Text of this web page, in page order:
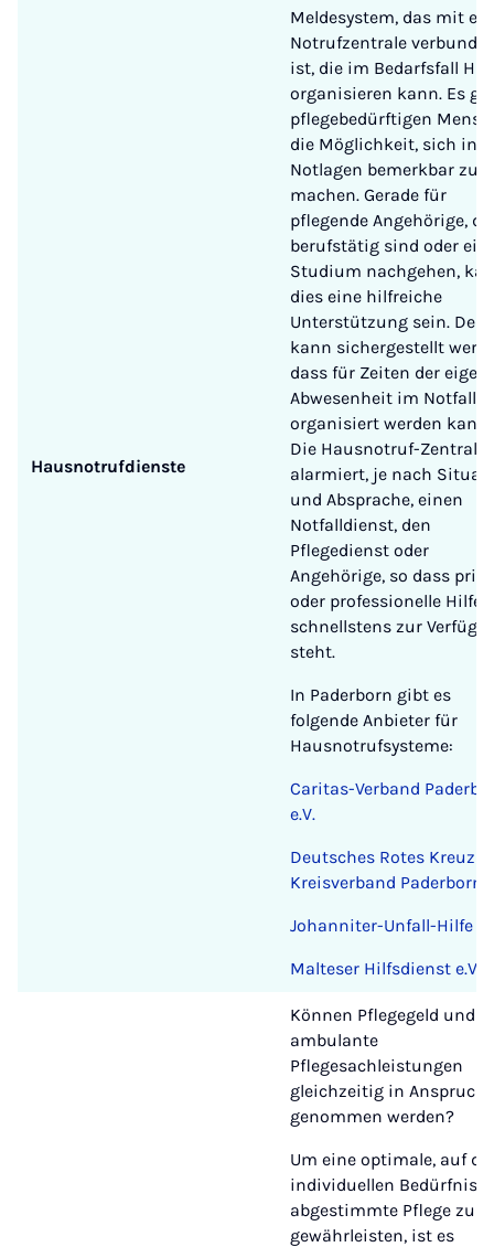
Hausnotrufdienste
Meldesystem, das mit
Notrufzentrale
ist, die im Bedarfsfall
organisieren kann. Es
pflegebedürftigen
die Möglichkeit, sich in
Notlagen bemerkbar zu
machen. Gerade für
pflegende Angehörige,
berufstätig sind oder
Studium nachgehen,
dies eine hilfreiche
Unterstützung sein.
kann sichergestellt
dass für Zeiten der
Abwesenheit im Notfall
organisiert werden kann.
Die Hausnotruf-Zentrale
alarmiert, je nach
und Absprache, einen
Notfalldienst, den
Pflegedienst oder
Angehörige, so dass
oder professionelle Hilfe
schnellstens zur
steht.
In Paderborn gibt es
folgende Anbieter für
Hausnotrufsysteme:
Caritas-Verband
e.V.
Deutsches Rotes Kreuz -
Kreisverband Paderborn
Johanniter-Unfall-Hilfe
Malteser Hilfsdienst e.V.
Können Pflegegeld und
ambulante
Pflegesachleistungen
gleichzeitig in Anspruch
genommen werden?
Um eine optimale, auf die
individuellen Bedürfnisse
abgestimmte Pflege zu
gewährleisten, ist es